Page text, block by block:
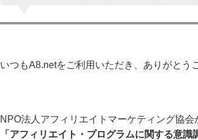
いつもA8.netをご利用いただき、ありがとう
NPO法人アフィリエイトマーケティング協会
「アフィリエイト・プログラムに関する意識